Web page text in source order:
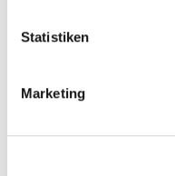
Statistiken
Marketing
Berufsfeld:
Hierarchiestufe: